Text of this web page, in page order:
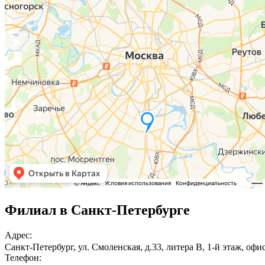
Филиал в Санкт-Петербурге
Адрес:
Санкт-Петербург, ул. Смоленская, д.33, литера В, 1-й этаж,
Телефон: